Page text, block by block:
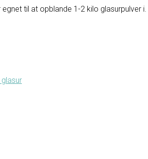
til at opblande 1-2 kilo glasurpulver i.